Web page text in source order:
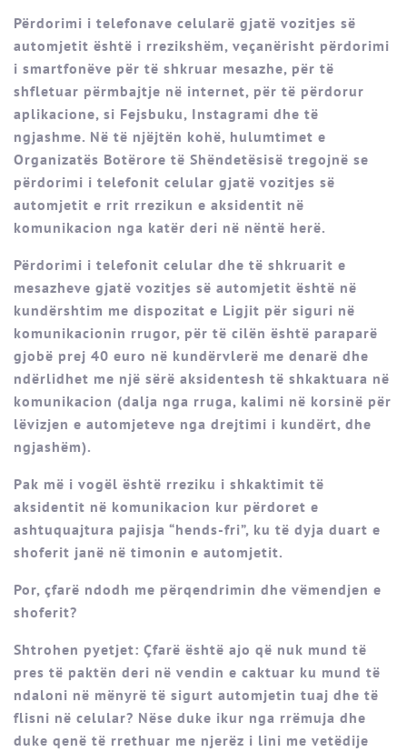
Përdorimi i telefonave celularë gjatë vozitjes së
automjetit është i rrezikshëm, veçanërisht përdorimi
i smartfonëve për të shkruar mesazhe, për të
shfletuar përmbajtje në internet, për të përdorur
aplikacione, si Fejsbuku, Instagrami dhe të
ngjashme. Në të njëjtën kohë, hulumtimet e
Organizatës Botërore të Shëndetësisë tregojnë se
përdorimi i telefonit celular gjatë vozitjes së
automjetit e rrit rrezikun e aksidentit në
komunikacion nga katër deri në nëntë herë.
Përdorimi i telefonit celular dhe të shkruarit e
mesazheve gjatë vozitjes së automjetit është në
kundërshtim me dispozitat e Ligjit për siguri në
komunikacionin rrugor, për të cilën është paraparë
gjobë prej 40 euro në kundërvlerë me denarë dhe
ndërlidhet me një sërë aksidentesh të shkaktuara në
komunikacion (dalja nga rruga, kalimi në korsinë për
lëvizjen e automjeteve nga drejtimi i kundërt, dhe
ngjashëm).
Pak më i vogël është rreziku i shkaktimit të
aksidentit në komunikacion kur përdoret e
ashtuquajtura pajisja “hends-fri”, ku të dyja duart e
shoferit janë në timonin e automjetit.
Por, çfarë ndodh me përqendrimin dhe vëmendjen e
shoferit?
Shtrohen pyetjet: Çfarë është ajo që nuk mund të
pres të paktën deri në vendin e caktuar ku mund të
ndaloni në mënyrë të sigurt automjetin tuaj dhe të
flisni në celular? Nëse duke ikur nga rrëmuja dhe
duke qenë të rrethuar me njerëz i lini me vetëdije